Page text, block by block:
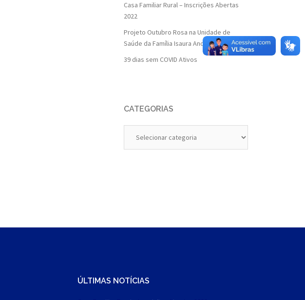
Casa Familiar Rural – Inscrições Abertas
2022
Projeto Outubro Rosa na Unidade de
Saúde da Família Isaura Andrade
39 dias sem COVID Ativos
CATEGORIAS
ÚLTIMAS NOTÍCIAS